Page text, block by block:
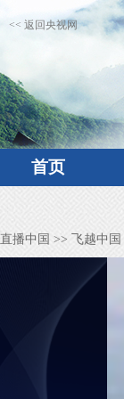
<< 返回央视网
首页
直播中国 >> 飞越中国